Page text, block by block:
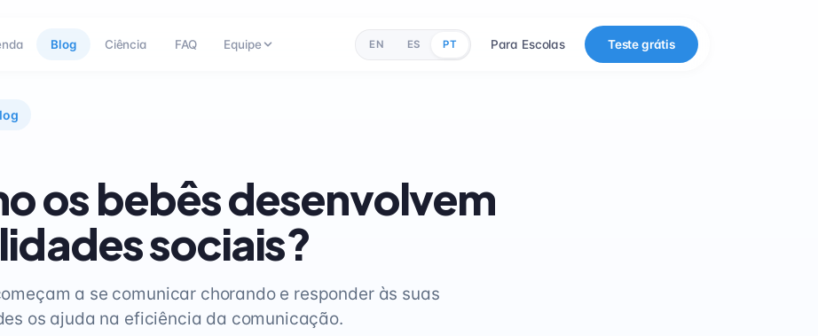
Blog Ciência FAQ Equipe EN ES PT Para Escolas Teste grátis
os bebês desenvolvem
sociais?
a se comunicar chorando e responder às suas
os ajuda na eficiência da comunicação.